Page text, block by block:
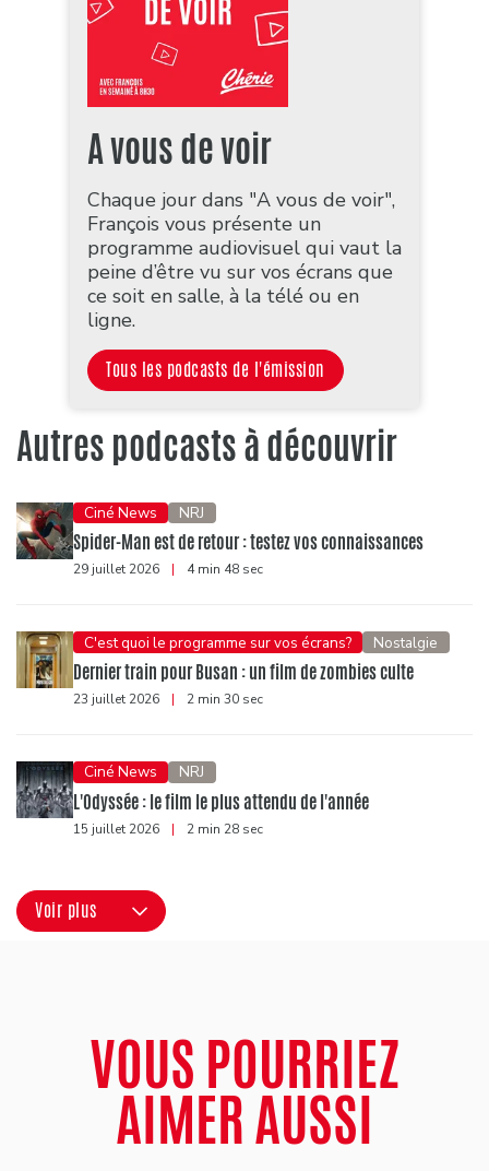
A vous de voir
Chaque jour dans "A vous de voir",
François vous présente un
programme audiovisuel qui vaut la
peine d’être vu sur vos écrans que
ce soit en salle, à la télé ou en
ligne.
Tous les podcasts de l'émission
Autres podcasts à découvrir
Ciné News NRJ
Spider-Man est de retour : testez vos connaissances
29 juillet 2026 | 4 min 48 sec
C'est quoi le programme sur vos écrans? Nostalgie
Dernier train pour Busan : un film de zombies culte
23 juillet 2026 | 2 min 30 sec
Ciné News NRJ
L'Odyssée : le film le plus attendu de l'année
15 juillet 2026 | 2 min 28 sec
Voir plus
VOUS POURRIEZ
AIMER AUSSI